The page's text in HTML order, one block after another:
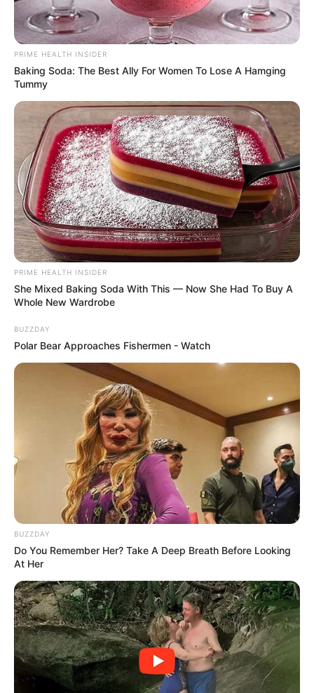
90s Hair Trends That Screamed "Please Don't Try"
BRAINBERRIES
She Took Her Love For Horses To A Whole New
Level
BRAINBERRIES
Why Did He Leave At The Peak Of This Show's
Run?
BRAINBERRIES
10 Incredible FIFA 2026 Facts You Probably Missed
BRAINBERRIES
PRIME HEALTH INSIDER
Baking Soda: The Best Ally For Women To Lose A Hamging
Tummy
PRIME HEALTH INSIDER
She Mixed Baking Soda With This — Now She Had To Buy A
Whole New Wardrobe
BUZZDAY
Polar Bear Approaches Fishermen - Watch
BUZZDAY
Do You Remember Her? Take A Deep Breath Before Looking
At Her